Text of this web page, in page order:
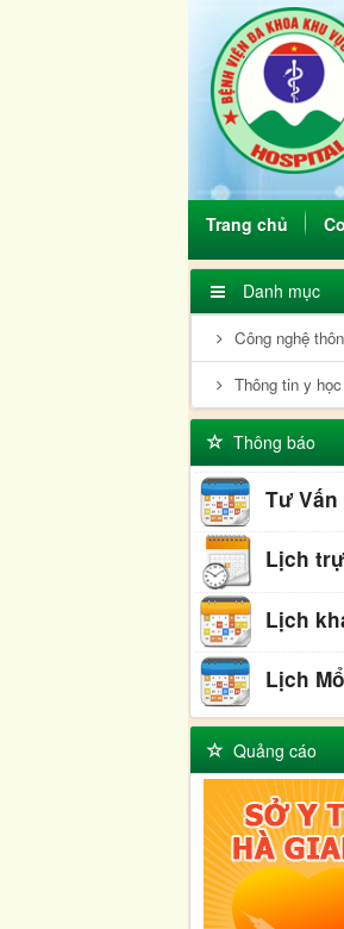
Trang chủ
Danh mục
Công nghệ
Thông tin y học
Thông báo
Tư Vấn
Lịch
Lịch
Lịch Mổ
Quảng cáo